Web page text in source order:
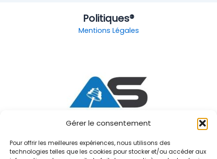
Gérer le consentement
Pour offrir les meilleures expériences, nous utilisons des
technologies telles que les cookies pour stocker et/ou accéder aux
Politiques®
Mentions Légales
Accueil
Particuliers